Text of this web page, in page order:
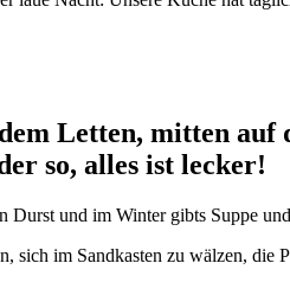
Letten, mitten
so, alles ist lecker!
und im Winter gibts Suppe
im Sandkasten zu wälzen, die